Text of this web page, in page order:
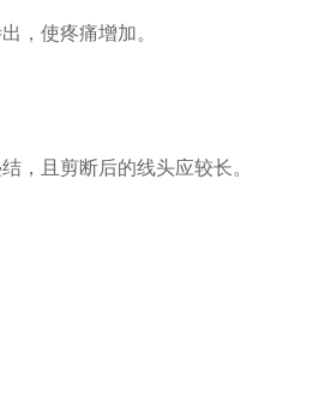
，使疼痛增加。
，且剪断后的线头应较长。